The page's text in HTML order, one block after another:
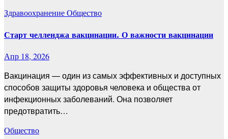
ЗдравоохранениеОбщество
Старт челленджа вакцинации. О важности вакцинации
Апр 18, 2026
Вакцинация — один из самых эффективных и доступных
способов защиты здоровья человека и общества от
инфекционных заболеваний. Она позволяет
предотвратить…
Общество